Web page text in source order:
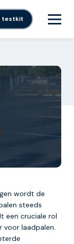
testkit
wordt de
steeds
een cruciale rol
voor laadpalen.